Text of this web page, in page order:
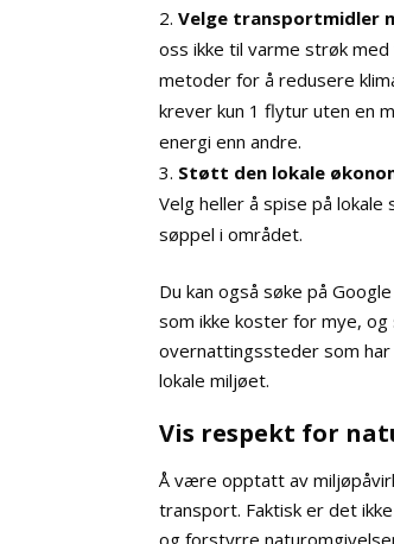
Velge transportmidler
oss ikke til varme strøk
metoder for å redusere
krever kun 1 flytur uten en
energi enn andre.
Støtt den lokale
Velg heller å spise på
søppel i området.
Du kan også søke på
som ikke koster for mye,
overnattingssteder som
lokale miljøet.
Vis respekt for
Å være opptatt av
transport. Faktisk er det
og forstyrre